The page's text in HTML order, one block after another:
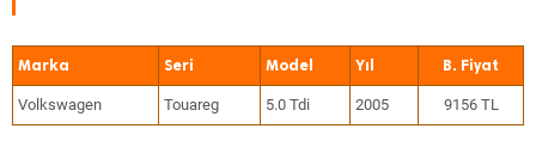
Marka Seri Model Yıl
Volkswagen Touareg 5.0 Tdi 2005 9156 TL